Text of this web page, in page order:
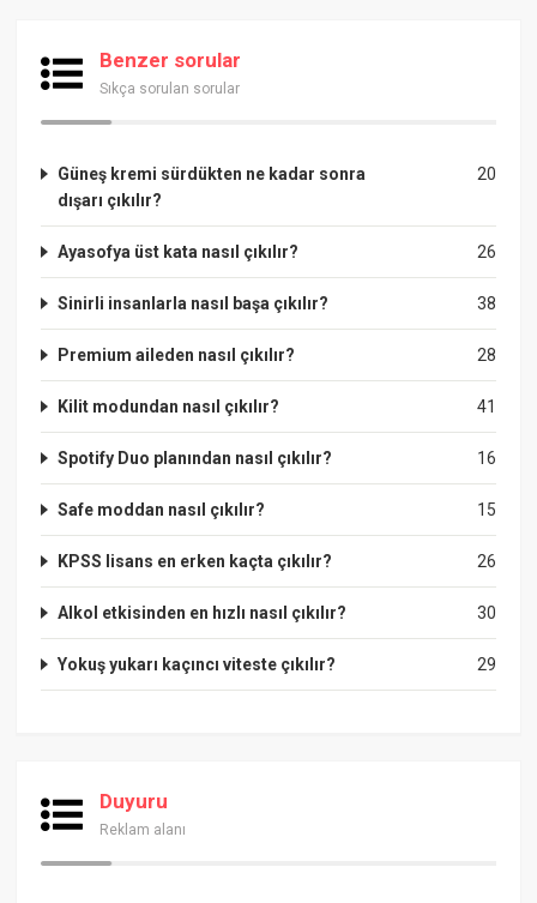
Benzer sorular
Sıkça sorulan sorular
20
Güneş kremi sürdükten ne kadar sonra
dışarı çıkılır?
26
Ayasofya üst kata nasıl çıkılır?
38
Sinirli insanlarla nasıl başa çıkılır?
28
Premium aileden nasıl çıkılır?
41
Kilit modundan nasıl çıkılır?
16
Spotify Duo planından nasıl çıkılır?
15
Safe moddan nasıl çıkılır?
26
KPSS lisans en erken kaçta çıkılır?
30
Alkol etkisinden en hızlı nasıl çıkılır?
29
Yokuş yukarı kaçıncı viteste çıkılır?
Duyuru
Reklam alanı